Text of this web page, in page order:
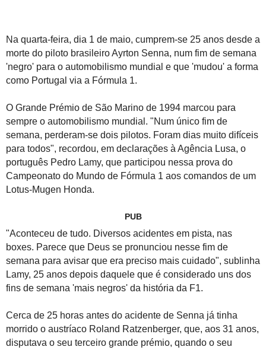
Na quarta-feira, dia 1 de maio, cumprem-se 25 anos desde a
morte do piloto brasileiro Ayrton Senna, num fim de semana
'negro' para o automobilismo mundial e que 'mudou' a forma
como Portugal via a Fórmula 1.
O Grande Prémio de São Marino de 1994 marcou para
sempre o automobilismo mundial. "Num único fim de
semana, perderam-se dois pilotos. Foram dias muito difíceis
para todos", recordou, em declarações à Agência Lusa, o
português Pedro Lamy, que participou nessa prova do
Campeonato do Mundo de Fórmula 1 aos comandos de um
Lotus-Mugen Honda.
PUB
"Aconteceu de tudo. Diversos acidentes em pista, nas
boxes. Parece que Deus se pronunciou nesse fim de
semana para avisar que era preciso mais cuidado", sublinha
Lamy, 25 anos depois daquele que é considerado uns dos
fins de semana 'mais negros' da história da F1.
Cerca de 25 horas antes do acidente de Senna já tinha
morrido o austríaco Roland Ratzenberger, que, aos 31 anos,
disputava o seu terceiro grande prémio, quando o seu